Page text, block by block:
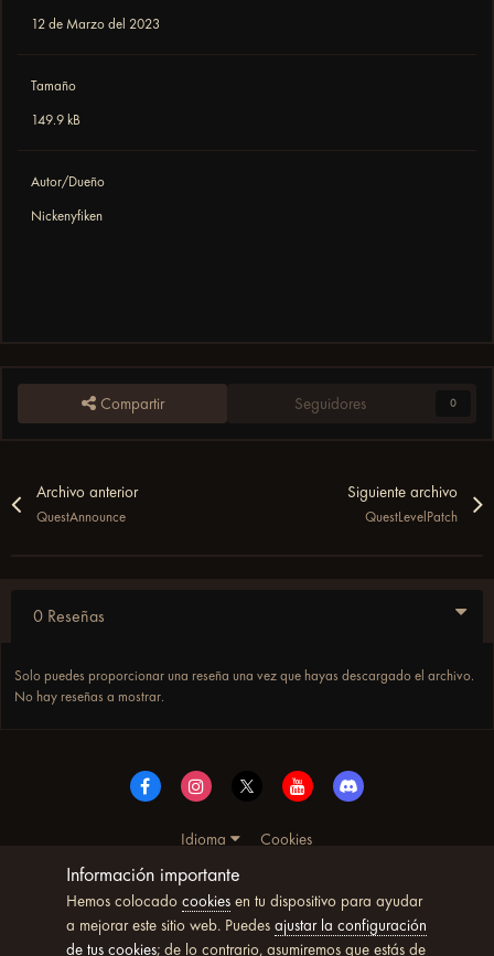
12 de Marzo del 2023
Tamaño
149.9 kB
Autor/Dueño
Nickenyfiken
Compartir Seguidores 0
Archivo anterior
QuestAnnounce
Siguiente archivo
QuestLevelPatch
0 Reseñas
Solo puedes proporcionar una reseña una vez que hayas descargado el archivo.
No hay reseñas a mostrar.
Idioma
Cookies
© Copyright UltimoWoW™ 2025. Todos los derechos
reservados
Powered by Invision Community
Información importante
Hemos colocado cookiesen tu dispositivo para ayudar
a mejorar este sitio web. Puedes ajustar la configuración
de tus cookies; de lo contrario, asumiremos que estás de